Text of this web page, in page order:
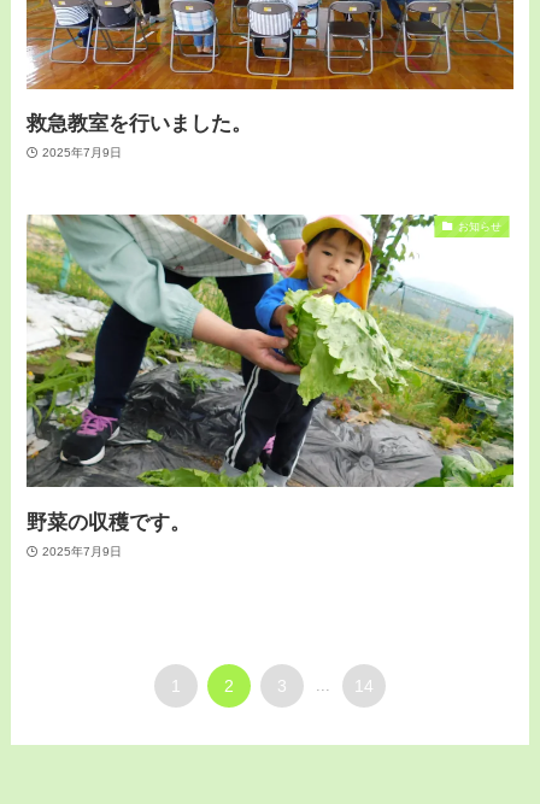
救急教室を行いました。
2025年7月9日
お知らせ
野菜の収穫です。
2025年7月9日
1 2 3 ... 14